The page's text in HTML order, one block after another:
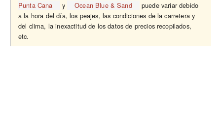
Punta Cana
y Ocean Blue & Sand
puede variar debido
a la hora del día, los peajes, las condiciones de la carretera y
del clima, la inexactitud de los datos de precios recopilados,
etc.